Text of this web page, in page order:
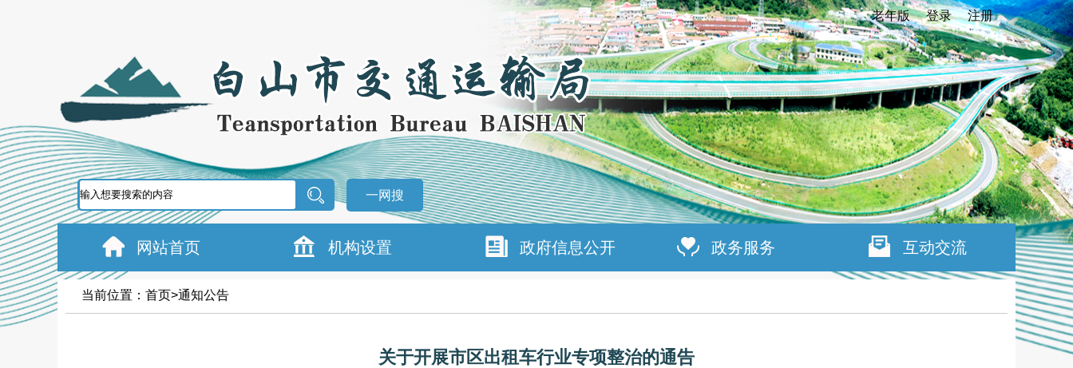
老年版 登录 注册
一网搜
网站首页 机构设置 政府信息公开 政务服务 互动交流
当前位置： 首页>通知公告
关于开展市区出租车行业专项整治的通告